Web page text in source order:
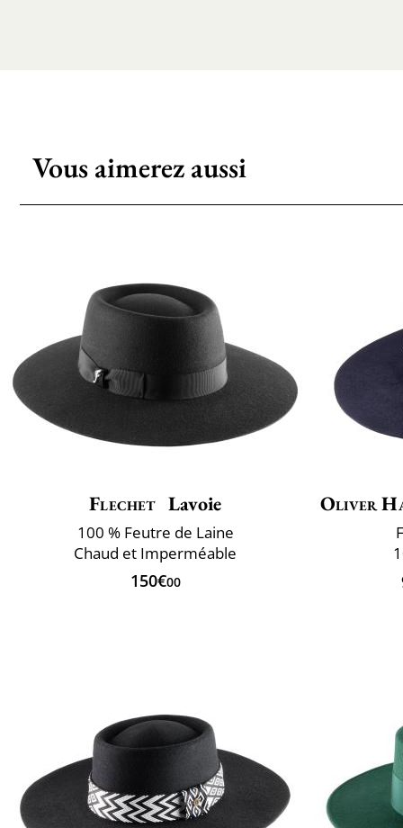
Vous aimerez aussi
Flechet Lavoie
100 % Feutre de Laine
Chaud et Imperméable
150€00
Oliver